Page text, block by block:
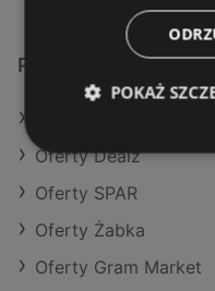
Podobne sklepy
Oferty Dealz
Oferty SPAR
Oferty Żabka
Oferty Gram Market
POKAŻ